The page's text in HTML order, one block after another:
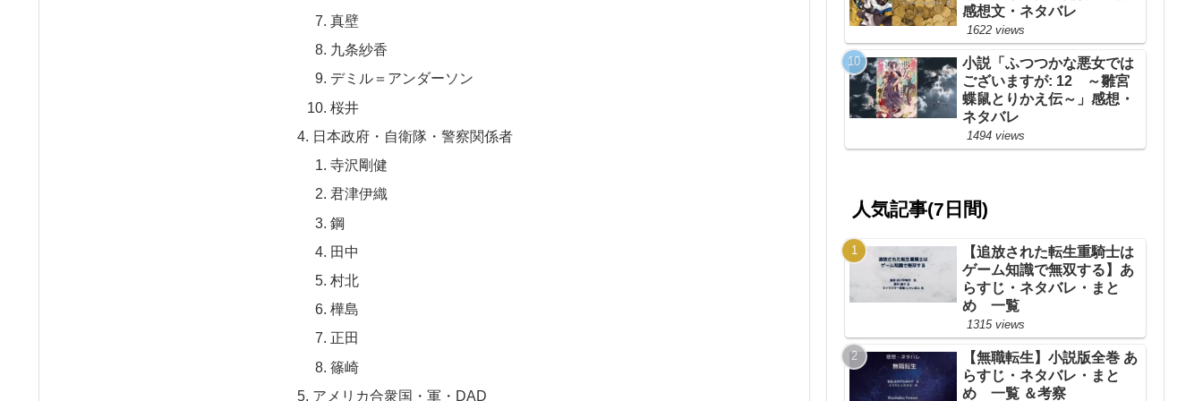
真壁
九条紗香
デミル＝アンダーソン
桜井
日本政府・自衛隊・警察関係者
寺沢剛健
君津伊織
鋼
田中
村北
樺島
正田
篠崎
アメリカ合衆国・軍・DAD
感想文・ネタバレ
1622 views
小説「ふつつかな悪女では
ございますが: 12 ～雛宮
蝶鼠とりかえ伝～」感想・
ネタバレ
1494 views
人気記事(7日間)
【追放された転生重騎士は
ゲーム知識で無双する】あ
らすじ・ネタバレ・まと
め 一覧
1315 views
【無職転生】小説版全巻 あ
らすじ・ネタバレ・まと
め 一覧 ＆考察